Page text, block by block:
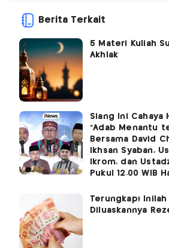
Berita Terkait
5 Materi Kuliah
Akhlak
Siang Ini Cahaya
"Adab Menantu
Bersama David
Ikhsan Syaban,
Ikrom, dan
Pukul 12.00 WIB
Terungkap!
Diluaskannya